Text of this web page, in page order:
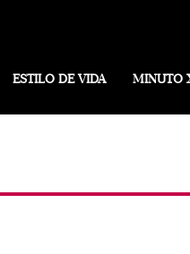
ESTILO DE VIDA MINUTO